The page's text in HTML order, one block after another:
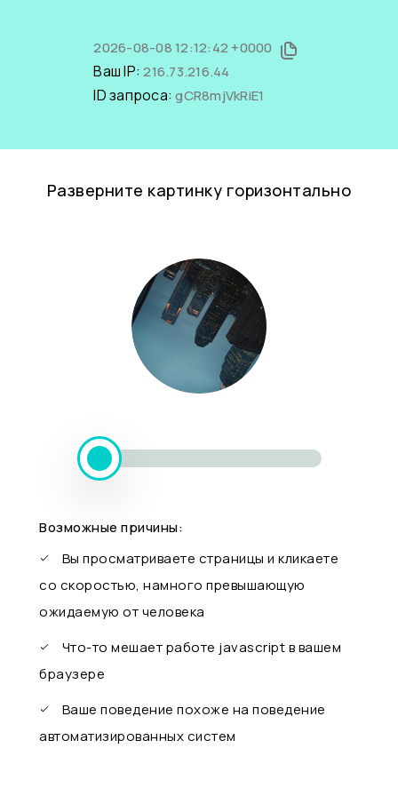
2026-08-08 12:12:42 +0000
Ваш IP:216.73.216.44
ID запроса:gCR8mjVkRiE1
Разверните картинку горизонтально
Возможные причины:
Вы просматриваете страницы и кликаете
со скоростью, намного превышающую
ожидаемую от человека
Что-то мешает работе javascript в вашем
браузере
Ваше поведение похоже на поведение
автоматизированных систем